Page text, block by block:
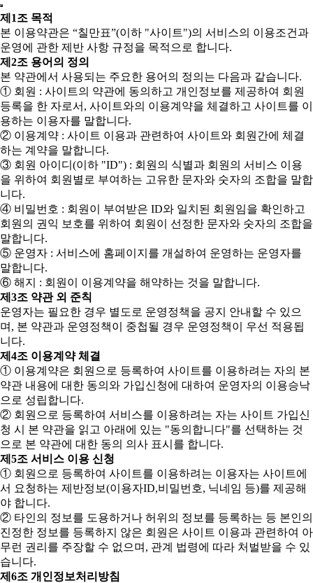
제1조 목적
본 이용약관은 “칠만표”(이하 "사이트")의 서비스의 이용조건과
운영에 관한 제반 사항 규정을 목적으로 합니다.
제2조 용어의 정의
본 약관에서 사용되는 주요한 용어의 정의는 다음과 같습니다.
① 회원 : 사이트의 약관에 동의하고 개인정보를 제공하여 회원
등록을 한 자로서, 사이트와의 이용계약을 체결하고 사이트를 이
용하는 이용자를 말합니다.
② 이용계약 : 사이트 이용과 관련하여 사이트와 회원간에 체결
하는 계약을 말합니다.
③ 회원 아이디(이하 "ID") : 회원의 식별과 회원의 서비스 이용
을 위하여 회원별로 부여하는 고유한 문자와 숫자의 조합을 말합
니다.
④ 비밀번호 : 회원이 부여받은 ID와 일치된 회원임을 확인하고
회원의 권익 보호를 위하여 회원이 선정한 문자와 숫자의 조합을
말합니다.
⑤ 운영자 : 서비스에 홈페이지를 개설하여 운영하는 운영자를
말합니다.
⑥ 해지 : 회원이 이용계약을 해약하는 것을 말합니다.
제3조 약관 외 준칙
운영자는 필요한 경우 별도로 운영정책을 공지 안내할 수 있으
며, 본 약관과 운영정책이 중첩될 경우 운영정책이 우선 적용됩
니다.
제4조 이용계약 체결
① 이용계약은 회원으로 등록하여 사이트를 이용하려는 자의 본
약관 내용에 대한 동의와 가입신청에 대하여 운영자의 이용승낙
으로 성립합니다.
② 회원으로 등록하여 서비스를 이용하려는 자는 사이트 가입신
청 시 본 약관을 읽고 아래에 있는 "동의합니다"를 선택하는 것
으로 본 약관에 대한 동의 의사 표시를 합니다.
제5조 서비스 이용 신청
① 회원으로 등록하여 사이트를 이용하려는 이용자는 사이트에
서 요청하는 제반정보(이용자ID,비밀번호, 닉네임 등)를 제공해
야 합니다.
② 타인의 정보를 도용하거나 허위의 정보를 등록하는 등 본인의
진정한 정보를 등록하지 않은 회원은 사이트 이용과 관련하여 아
무런 권리를 주장할 수 없으며, 관계 법령에 따라 처벌받을 수 있
습니다.
제6조 개인정보처리방침